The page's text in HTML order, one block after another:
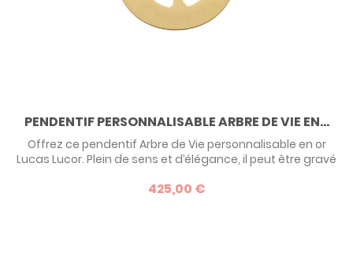
PENDENTIF PERSONNALISABLE ARBRE DE VIE EN...
Offrez ce pendentif Arbre de Vie personnalisable en or
Lucas Lucor. Plein de sens et d’élégance, il peut être gravé
jaune ou blanc et en 9 ou 18 carats, il fait un cadeau parfait
425,00 €